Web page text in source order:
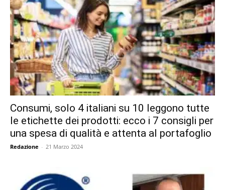
Consumi, solo 4 italiani su 10 leggono tutte
le etichette dei prodotti: ecco i 7 consigli per
una spesa di qualità e attenta al portafoglio
Redazione - 21 Marzo 2024